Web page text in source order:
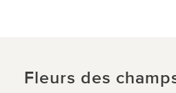
Fleurs des